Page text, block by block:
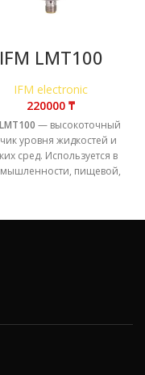
IFM LMT100
IFM electronic
₸
— высокоточный
уровня жидкостей и
сред. Используется в
пищевой,
нержавеющим